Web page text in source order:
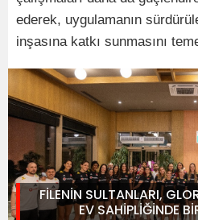
ederek, uygulamanın
inşasına katkı sunmasını
FİLENİN SULTANLARI,
EV SAHİPLİĞİNDE